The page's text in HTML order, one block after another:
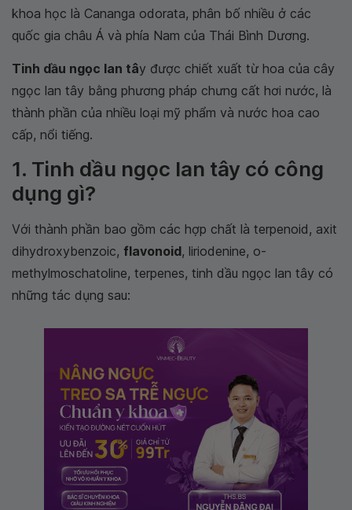
khoa học là Cananga odorata, phân bố nhiều ở các
quốc gia châu Á và phía Nam của Thái Bình Dương.
Tinh dầu ngọc lan tây được chiết xuất từ hoa của cây
ngọc lan tây bằng phương pháp chưng cất hơi nước, là
thành phần của nhiều loại mỹ phẩm và nước hoa cao
cấp, nổi tiếng.
1. Tinh dầu ngọc lan tây có công
dụng gì?
Với thành phần bao gồm các hợp chất là terpenoid, axit
dihydroxybenzoic, flavonoid, liriodenine, o-
methylmoschatoline, terpenes, tinh dầu ngọc lan tây có
những tác dụng sau: